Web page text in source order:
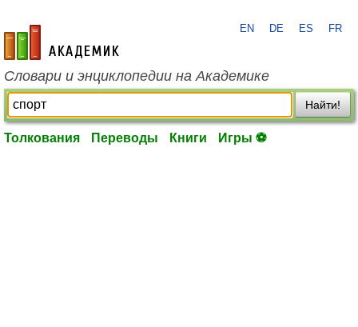
academic.ru
EN DE ES FR
Словари и энциклопедии на Академике
Найти!
Толкования Переводы Книги Игры ⚽